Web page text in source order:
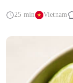
25 min Vietnam